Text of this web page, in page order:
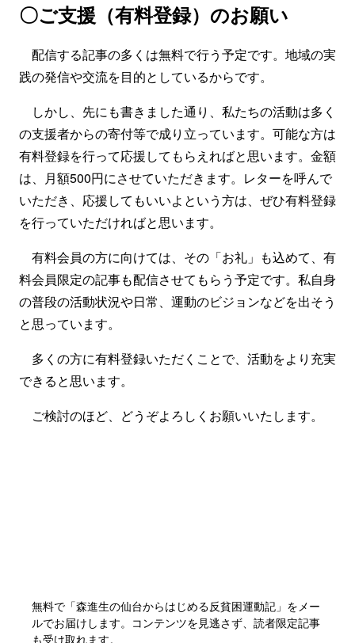
〇ご支援（有料登録）のお願い
配信する記事の多くは無料で行う予定です。地域の実
践の発信や交流を目的としているからです。
しかし、先にも書きました通り、私たちの活動は多く
の支援者からの寄付等で成り立っています。可能な方は
有料登録を行って応援してもらえればと思います。金額
は、月額500円にさせていただきます。レターを呼んで
いただき、応援してもいいよという方は、ぜひ有料登録
を行っていただければと思います。
有料会員の方に向けては、その「お礼」も込めて、有
料会員限定の記事も配信させてもらう予定です。私自身
の普段の活動状況や日常、運動のビジョンなどを出そう
と思っています。
多くの方に有料登録いただくことで、活動をより充実
できると思います。
ご検討のほど、どうぞよろしくお願いいたします。
無料で「森進生の仙台からはじめる反貧困運動記」をメー
ルでお届けします。コンテンツを見逃さず、読者限定記事
も受け取れます。